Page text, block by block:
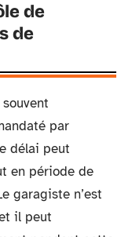
de
de
par
délai peut
en période de
garagiste n’est
il peut